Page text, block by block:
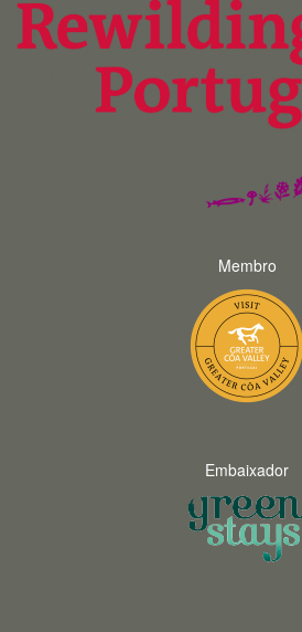
Membro
Embaixador